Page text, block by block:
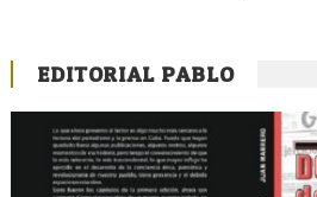
EDITORIAL PABLO